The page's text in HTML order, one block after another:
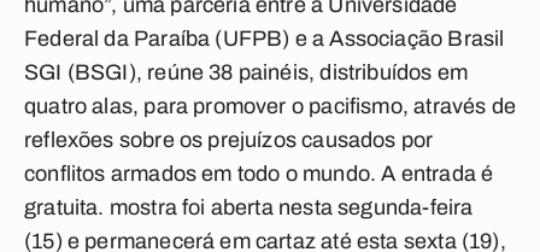
humano”, uma parceria entre a Universidade
Federal da Paraíba (UFPB) e a Associação Brasil
SGI (BSGI), reúne 38 painéis, distribuídos em
quatro alas, para promover o pacifismo, através de
reflexões sobre os prejuízos causados por
conflitos armados em todo o mundo. A entrada é
gratuita. mostra foi aberta nesta segunda-feira
(15) e permanecerá em cartaz até esta sexta (19),